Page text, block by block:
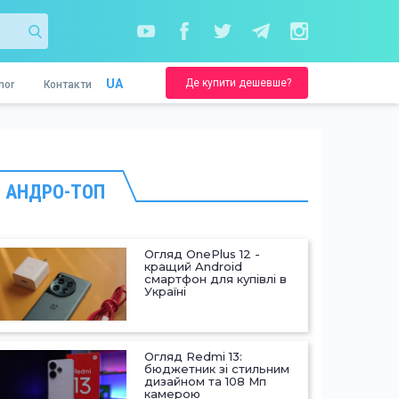
Контакти UA Де купити дешевше?
АНДРО-ТОП
Огляд OnePlus 12 -
кращий Android
смартфон для купівлі в
Україні
Огляд Redmi 13:
бюджетник зі стильним
дизайном та 108 Мп
камерою